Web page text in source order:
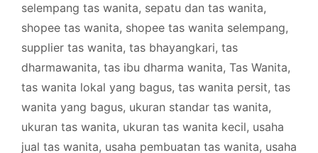
selempang tas wanita, sepatu dan tas wanita,
shopee tas wanita, shopee tas wanita selempang,
supplier tas wanita, tas bhayangkari, tas
dharmawanita, tas ibu dharma wanita, Tas Wanita,
tas wanita lokal yang bagus, tas wanita persit, tas
wanita yang bagus, ukuran standar tas wanita,
ukuran tas wanita, ukuran tas wanita kecil, usaha
jual tas wanita, usaha pembuatan tas wanita, usaha